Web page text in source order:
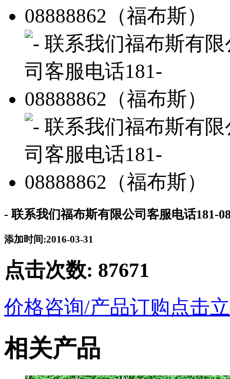
- 联系我们福布斯有限公司客服电话181-
添加时间:2016-03-31
点击次数: 87671
价格咨询/产品订购点击
相关产品